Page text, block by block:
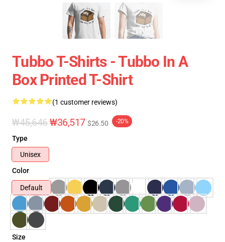
Tubbo T-Shirts - Tubbo In A
Box Printed T-Shirt
(1 customer reviews)
₩45,646₩36,517 $26.50 -20%
Type
Unisex
Color
Default
Size